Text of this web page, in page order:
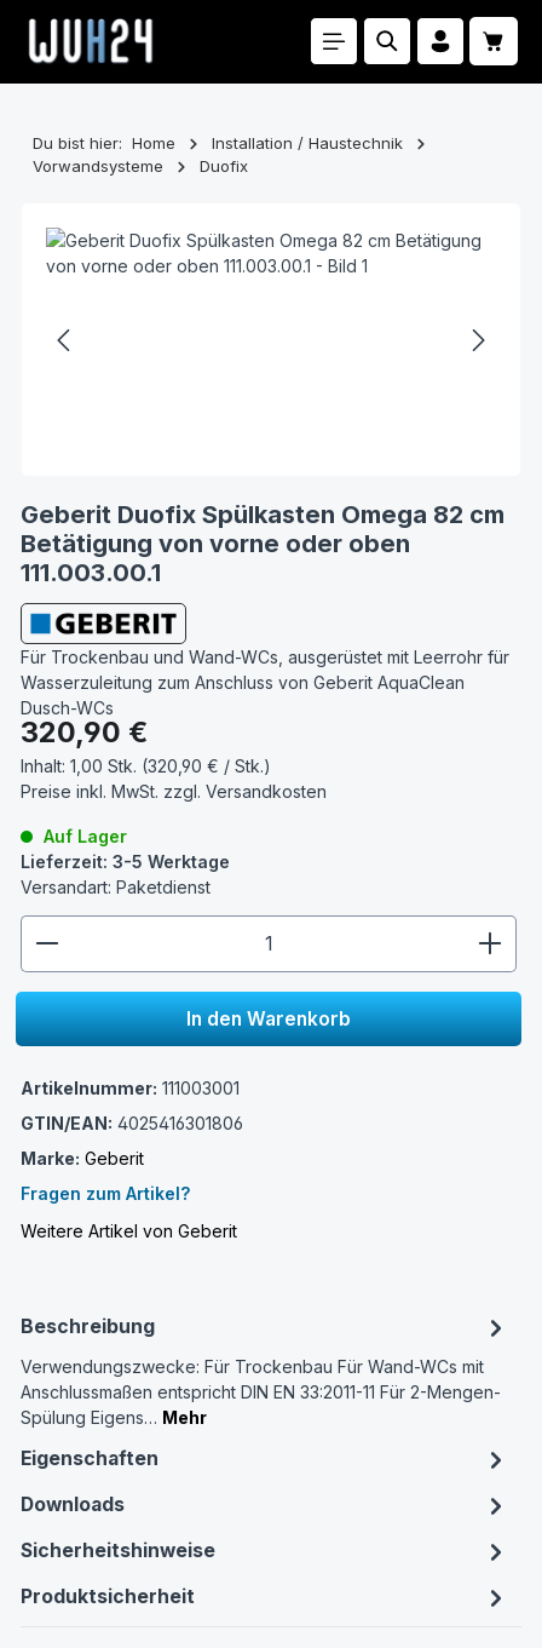
Zum Hauptinhalt springen
Du bist hier: Home
Installation / Haustechnik
Vorwandsysteme
Duofix
Geberit Duofix Spülkasten Omega 82 cm
Betätigung von vorne oder oben
111.003.00.1
Für Trockenbau und Wand-WCs, ausgerüstet mit Leerrohr für
Wasserzuleitung zum Anschluss von Geberit AquaClean
Dusch-WCs
Regulärer Preis:
320,90 €
Inhalt: 1,00 Stk. (320,90 € / Stk.)
Preise inkl. MwSt. zzgl. Versandkosten
Auf Lager
Lieferzeit: 3-5 Werktage
Versandart: Paketdienst
In den Warenkorb
Artikelnummer: 111003001
GTIN/EAN: 4025416301806
Marke: Geberit
Fragen zum Artikel?
Weitere Artikel von Geberit
Beschreibung
Verwendungszwecke: Für Trockenbau Für Wand-WCs mit
Anschlussmaßen entspricht DIN EN 33:2011-11 Für 2-Mengen-
Spülung Eigens… Mehr
Eigenschaften
Downloads
Sicherheitshinweise
Produktsicherheit